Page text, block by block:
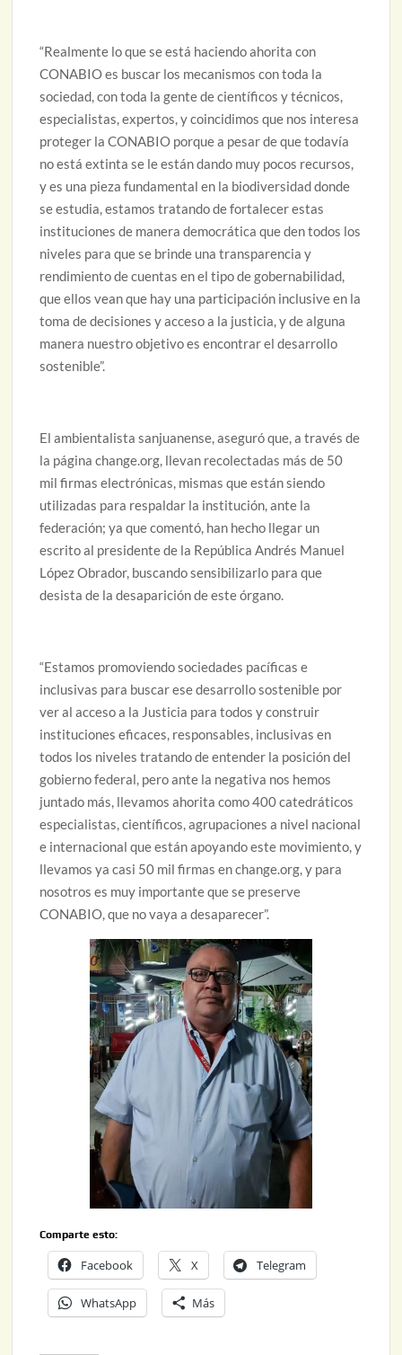
“Realmente lo que se está haciendo ahorita con
CONABIO es buscar los mecanismos con toda la
sociedad, con toda la gente de científicos y técnicos,
especialistas, expertos, y coincidimos que nos interesa
proteger la CONABIO porque a pesar de que todavía
no está extinta se le están dando muy pocos recursos,
y es una pieza fundamental en la biodiversidad donde
se estudia, estamos tratando de fortalecer estas
instituciones de manera democrática que den todos los
niveles para que se brinde una transparencia y
rendimiento de cuentas en el tipo de gobernabilidad,
que ellos vean que hay una participación inclusive en la
toma de decisiones y acceso a la justicia, y de alguna
manera nuestro objetivo es encontrar el desarrollo
sostenible”.
El ambientalista sanjuanense, aseguró que, a través de
la página change.org, llevan recolectadas más de 50
mil firmas electrónicas, mismas que están siendo
utilizadas para respaldar la institución, ante la
federación; ya que comentó, han hecho llegar un
escrito al presidente de la República Andrés Manuel
López Obrador, buscando sensibilizarlo para que
desista de la desaparición de este órgano.
“Estamos promoviendo sociedades pacíficas e
inclusivas para buscar ese desarrollo sostenible por
ver al acceso a la Justicia para todos y construir
instituciones eficaces, responsables, inclusivas en
todos los niveles tratando de entender la posición del
gobierno federal, pero ante la negativa nos hemos
juntado más, llevamos ahorita como 400 catedráticos
especialistas, científicos, agrupaciones a nivel nacional
e internacional que están apoyando este movimiento, y
llevamos ya casi 50 mil firmas en change.org, y para
nosotros es muy importante que se preserve
CONABIO, que no vaya a desaparecer”.
Comparte esto:
Facebook X Telegram
WhatsApp Más